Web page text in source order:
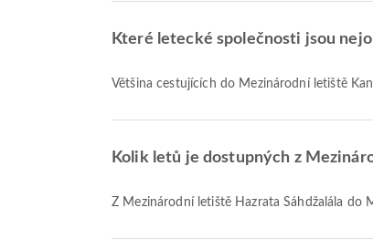
Které letecké společnosti jsou
Většina cestujících do Mezinárodní letiště
Kolik letů je dostupných z
Z Mezinárodní letiště Hazrata Šáhdžalála